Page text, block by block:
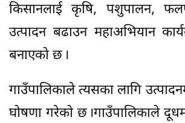
किसानलाई कृषि, पशुपालन,
उत्पादन बढाउन महाअभियान
बनाएको छ ।
गाउँपालिकाले त्यसका लागि
घोषणा गरेको छ ।गाउँपालिकाले